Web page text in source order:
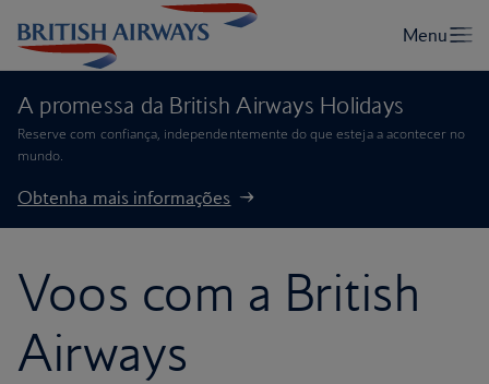
A promessa da British Airways Holidays
Reserve com confiança, independentemente do que esteja a acontecer no
mundo.
Obtenha mais informações
Voos com a British
Airways